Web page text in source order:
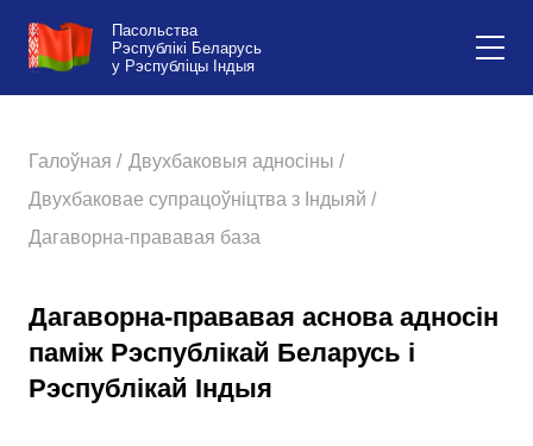
Пасольства
Рэспублікі Беларусь
у Рэспубліцы Індыя
Галоўная / Двухбаковыя адносіны /
Двухбаковае супрацоўніцтва з Індыяй /
Дагаворна-прававая база
Дагаворна-прававая аснова адносін
паміж Рэспублікай Беларусь і
Рэспублікай Індыя